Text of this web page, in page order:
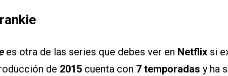
es otra de las series que debes ver en Netflix si
de 2015 cuenta con 7 temporadas y ha